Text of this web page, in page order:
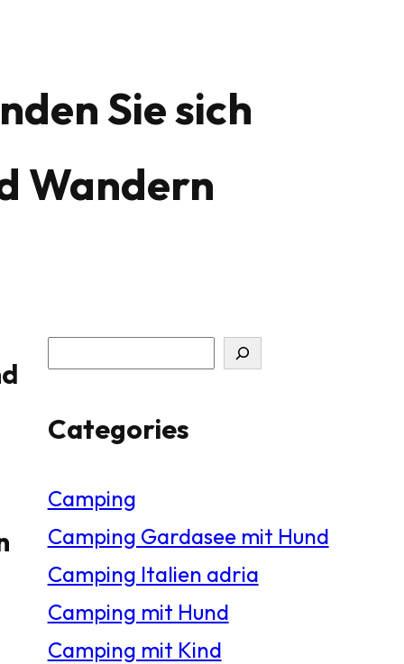
Sie sich
Wandern
c
e
n
Categories
Camping
Camping Gardasee mit Hund
Camping Italien adria
Camping mit Hund
Camping mit Kind